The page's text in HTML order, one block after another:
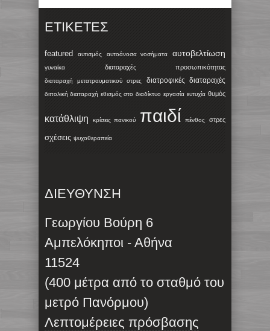
ΕΤΙΚΈΤΕΣ
featured αυτισμός αυτοάνοσα νοσήματα αυτοβελτίωση
γυναίκα διαταραχές προσωπικότητας
διαταραχή μετατραυματικού στρες διατροφικές διαταραχές
διπολική διαταραχή εθισμός στο διαδίκτυο εργασία ευτυχία θυμός
κατάθλιψη κρίσεις πανικού παιδί πένθος στρες
σχέσεις ψυχοθεραπεία
ΔΙΕΥΘΥΝΣΗ
Γεωργίου Βούρη 6
Αμπελόκηποι - Αθήνα
11524
(400 μέτρα από το σταθμό του
μετρό Πανόρμου)
Λεπτομέρειες πρόσβασης